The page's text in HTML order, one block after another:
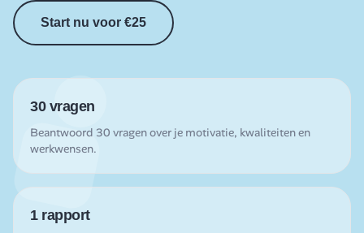
Start nu voor €25
30 vragen
Beantwoord 30 vragen over je motivatie, kwaliteiten en
werkwensen.
1 rapport